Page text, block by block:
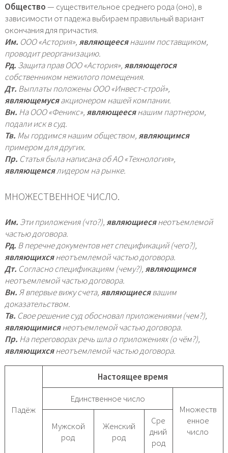
Общество— существительное среднего рода (оно), в
зависимости от падежа выбираем правильный вариант
окончания для причастия.
Им. ООО «Астория»,являющеесянашим поставщиком,
проводит реорганизацию.
Рд. Защита прав ООО «Астория»,являющегося
собственником нежилого помещения.
Дт. Выплаты положены ООО «Инвест-строй»,
являющемусяакционером нашей компании.
Вн. На ООО «Феникс»,являющеесянашим партнером,
подали иск в суд.
Тв. Мы гордимся нашим обществом,являющимся
примером для других.
Пр. Статья была написана об АО «Технология»,
являющемсялидером на рынке.
МНОЖЕСТВЕННОЕ ЧИСЛО.
Им. Эти приложения (что?),являющиесянеотъемлемой
частью договора.
Рд. В перечне документов нет спецификаций (чего?),
являющихсянеотъемлемой частью договора.
Дт. Согласно спецификациям (чему?),являющимся
неотъемлемой частью договора.
Вн.Я впервые вижу счета,являющиесявашим
доказательством.
Тв. Свое решение суд обосновал приложениями (чем?),
являющимисянеотъемлемой частью договора.
Пр. На переговорах речь шла о приложениях (о чём?),
являющихсянеотъемлемой частью договора.
Падёж
Настоящее время
Единственное число
Множеств
енное
число
Мужской
род
Женский
род
Сре
дний
род